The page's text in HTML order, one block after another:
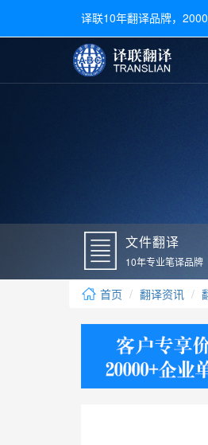
译联10年翻译品牌，
常
毕业证翻译
户口本翻译
学位证翻译
身份证翻译
文件翻译
10年专业笔译品牌
首页 翻译资讯